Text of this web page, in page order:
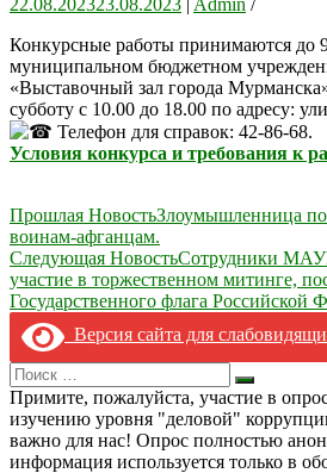
Конкурсные работы принимаются до 9
муниципальном бюджетном
«Выставочный зал города
субботу с 10.00 до 18.00 по адресу:
Телефон для справок: 42-86-68.
Условия конкурса и требования к
Навигация
по
записям
Прошлая НовостьЗлоумышленница
воинам-афганцам.
Следующая НовостьСотрудники
участие в торжественном митинге,
Государственного флага Российской
Версия сайта для
Search
for:
Искать
Примите, пожалуйста, участие в
изучению уровня "деловой"
важно для нас! Опрос полностью
информация используется только в